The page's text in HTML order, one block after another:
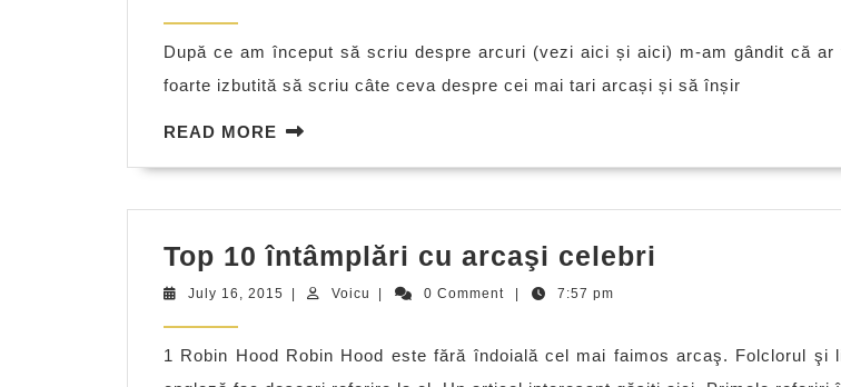
ale
istoriei
in
bataia
sagetii
După ce am început să scriu despre arcuri (vezi aici și aici) m-am gândit că ar
foarte izbutită să scriu câte ceva despre cei mai tari arcași și să înșir
READ MORE READ
Top 10 întâmplări cu arcaşi celebri
cu
July 16, 2015 July
Voicu Voicu 0 Comment 7:57 pm
1 Robin Hood Robin Hood este fără îndoială cel mai faimos arcaş. Folclorul şi